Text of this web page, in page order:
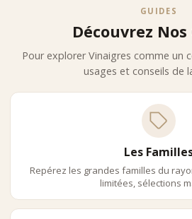
GUIDES
Découvrez
Pour explorer Vinaigres comme un
usages et conseils de
Les
Repérez les grandes familles du
limitées, sélections